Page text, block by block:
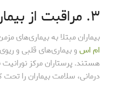
۳. مراقبت از بیماران مزمن
بیماران مبتلا به بیماری‌های
ام اسو بیماری‌های قلبی و
هستند. پرستاران مرکز نورانیت
درمانی، سلامت بیماران را تحت